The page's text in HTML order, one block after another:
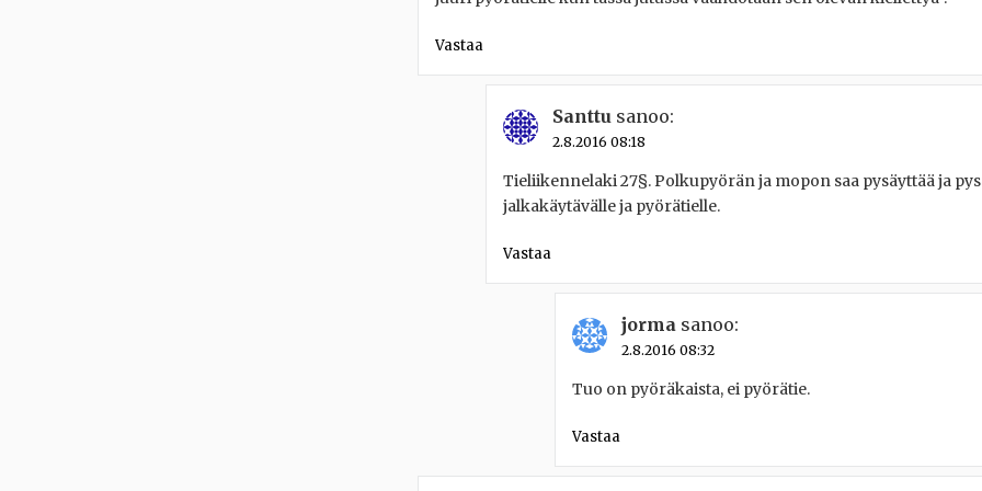
Vastaa
Santtu sanoo:
2.8.2016 08:18
Tieliikennelaki 27§. Polkupyörän ja mopon saa pysäyttää ja
jalkakäytävälle ja pyörätielle.
Vastaa
jorma sanoo:
2.8.2016 08:32
Tuo on pyöräkaista, ei pyörätie.
Vastaa